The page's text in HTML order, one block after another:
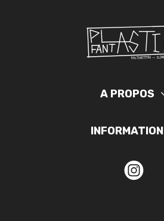
A PROPOS
INFORMATION